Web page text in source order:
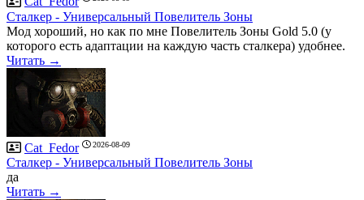
Сталкер - Универсальный Повелитель Зоны
Мод хороший, но как по мне Повелитель Зоны Gold 5.0 (у
которого есть адаптации на каждую часть сталкера) удобнее.
Читать →
Cat_Fedor 2026-08-09
Сталкер - Универсальный Повелитель Зоны
да
Читать →